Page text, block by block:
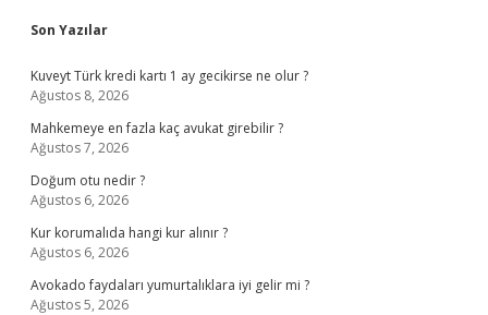
Sidebar
Son Yazılar
Kuveyt Türk kredi kartı 1 ay gecikirse ne olur ?
Ağustos 8, 2026
Mahkemeye en fazla kaç avukat girebilir ?
Ağustos 7, 2026
Doğum otu nedir ?
Ağustos 6, 2026
Kur korumalıda hangi kur alınır ?
Ağustos 6, 2026
Avokado faydaları yumurtalıklara iyi gelir mi ?
Ağustos 5, 2026